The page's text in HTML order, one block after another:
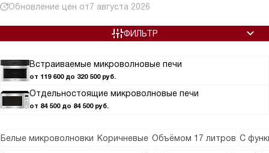
Обновление цен от7 августа 2026
Встраиваемые микроволновые печи
от 119 600 до 320 500 руб.
Отдельностоящие микроволновые печи
от 84 500 до 84 500 руб.
ФИЛЬТР
Белые микроволновки Коричневые Объёмом 17 литров С